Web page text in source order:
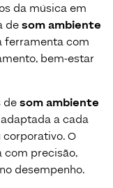
da música em
desom ambiente
ferramenta com
bem-estar
desom ambiente
a cada
O
com precisão,
desempenho.